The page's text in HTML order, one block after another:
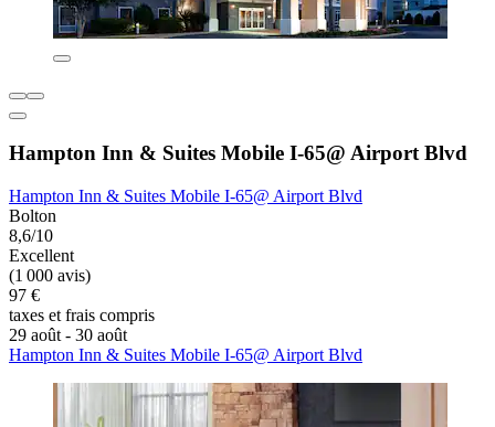
Hampton Inn & Suites Mobile I-65@ Airport Blvd
Hampton Inn & Suites Mobile I-65@ Airport Blvd
Bolton
8,6/10
Excellent
(1 000 avis)
97 €
taxes et frais compris
29 août - 30 août
Hampton Inn & Suites Mobile I-65@ Airport Blvd